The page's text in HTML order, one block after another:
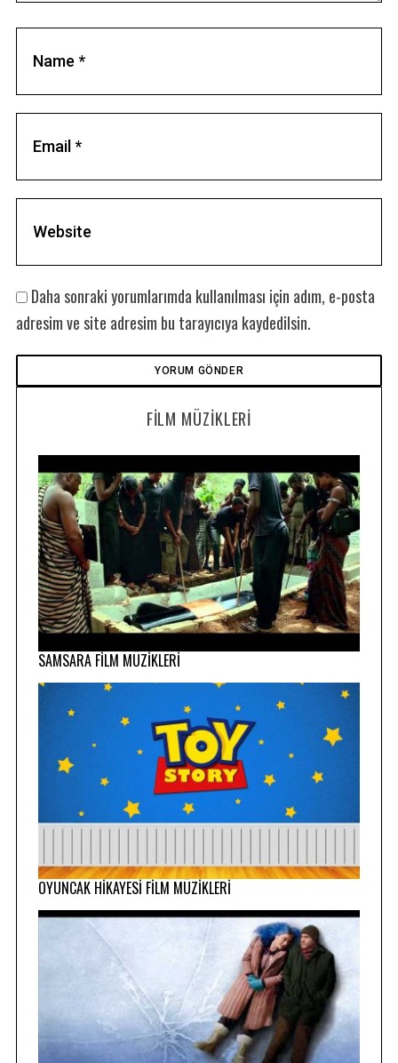
Daha sonraki yorumlarımda kullanılması için adım, e-posta
adresim ve site adresim bu tarayıcıya kaydedilsin.
FILM MÜZIKLERI
SAMSARA FİLM MÜZİKLERİ
OYUNCAK HİKAYESİ FİLM MÜZİKLERİ